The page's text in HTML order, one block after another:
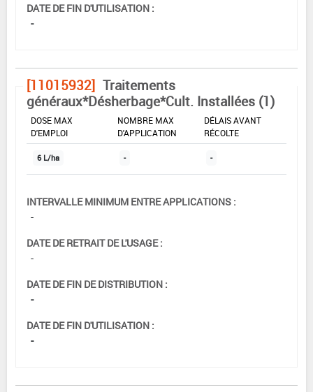
DATE DE FIN D'UTILISATION :
-
[11015932] Traitements
généraux*Désherbage*Cult. Installées (1)
DOSE MAX
D'EMPLOI
NOMBRE MAX
D'APPLICATION
DÉLAIS AVANT
RÉCOLTE
6 L/ha - -
INTERVALLE MINIMUM ENTRE APPLICATIONS :
-
DATE DE RETRAIT DE L'USAGE :
-
DATE DE FIN DE DISTRIBUTION :
-
DATE DE FIN D'UTILISATION :
-